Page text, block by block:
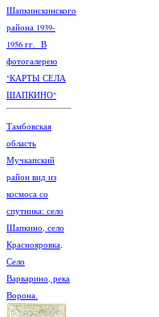
Шапкинскинского
района 1939-
1956 гг. В
фотогалерею
"КАРТЫ СЕЛА
ШАПКИНО"
Тамбовская
область
Мучкапский
район вид из
космоса со
спутника: село
Шапкино, село
Краснояровка,
Село
Варварино, река
Ворона.